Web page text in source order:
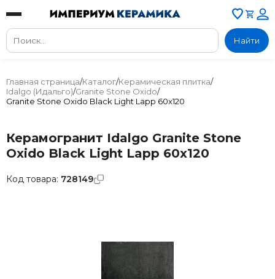
Найти
Главная страница/Каталог/Керамическая плитка/
Idalgo (Идальго)/Granite Stone Oxido/
Granite Stone Oxido Black Light Lapp 60x120
Керамогранит Idalgo Granite Stone
Oxido Black Light Lapp 60x120
Код товара: 728149